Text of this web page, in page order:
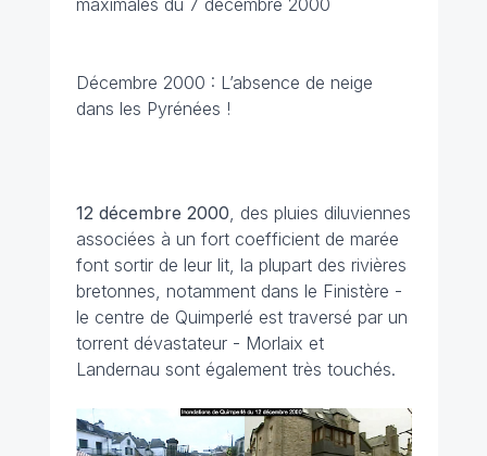
Décembre 2000 : L’absence de neige
dans les Pyrénées !
12 décembre 2000 , des pluies diluviennes
associées à un fort coefficient de marée
font sortir de leur lit, la plupart des rivières
bretonnes, notamment dans le Finistère -
le centre de Quimperlé est traversé par un
torrent dévastateur - Morlaix et
Landernau sont également très touchés.